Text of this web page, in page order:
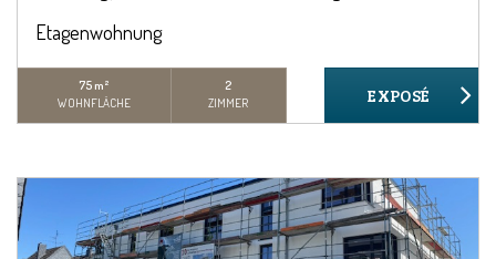
Etagenwohnung
75 m²
WOHNFLÄCHE
2
ZIMMER